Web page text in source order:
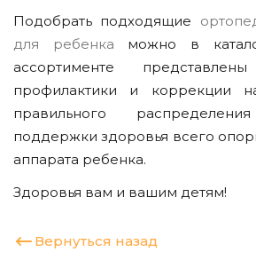
Подобрать подходящие
для ребенка можно в
ассортименте
профилактики и коррекции
правильного
поддержки здоровья всего
аппарата ребенка.
Здоровья вам и вашим детям!
Вернуться назад